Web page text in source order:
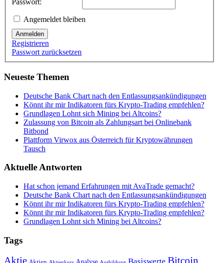
Passwort:
Angemeldet bleiben
Anmelden
Registrieren
Passwort zurücksetzen
Neueste Themen
Deutsche Bank Chart nach den Entlassungsankündigungen
Könnt ihr mir Indikatoren fürs Krypto-Trading empfehlen?
Grundlagen Lohnt sich Mining bei Altcoins?
Zulassung von Bitcoin als Zahlungsart bei Onlinebank
Bitbond
Plattform Virwox aus Österreich für Kryptowährungen
Tausch
Aktuelle Antworten
Hat schon jemand Erfahrungen mit AvaTrade gemacht?
Deutsche Bank Chart nach den Entlassungsankündigungen
Könnt ihr mir Indikatoren fürs Krypto-Trading empfehlen?
Könnt ihr mir Indikatoren fürs Krypto-Trading empfehlen?
Grundlagen Lohnt sich Mining bei Altcoins?
Tags
Aktie